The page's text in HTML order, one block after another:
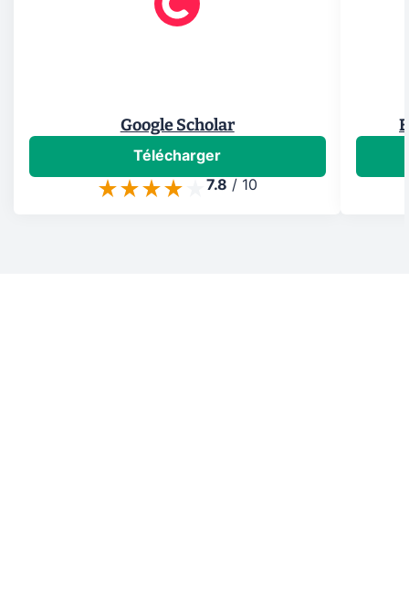
Google Scholar
Télécharger
7.8 / 10